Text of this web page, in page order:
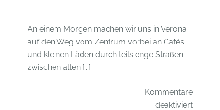
An einem Morgen machen wir uns in Verona
auf den Weg vom Zentrum vorbei an Cafés
und kleinen Läden durch teils enge Straßen
zwischen alten [...]
Kommentare
deaktiviertfür